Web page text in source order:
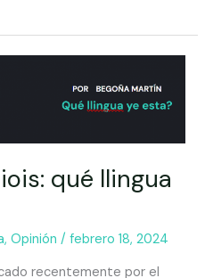
qué llingua
,Opinión /febrero 18, 2024
recentemente por el